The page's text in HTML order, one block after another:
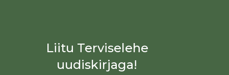
Liitu Terviselehe
uudiskirjaga!